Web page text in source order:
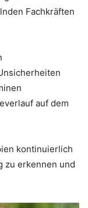
Fachkräften
auf dem
kontinuierlich
zu erkennen und